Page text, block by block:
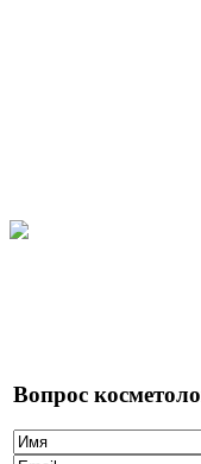
Вопрос